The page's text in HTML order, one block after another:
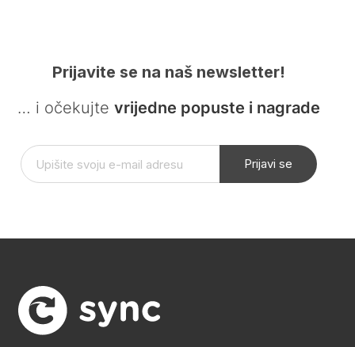
Prijavite se na naš newsletter!
… i očekujte vrijedne popuste i nagrade
Prijavi se